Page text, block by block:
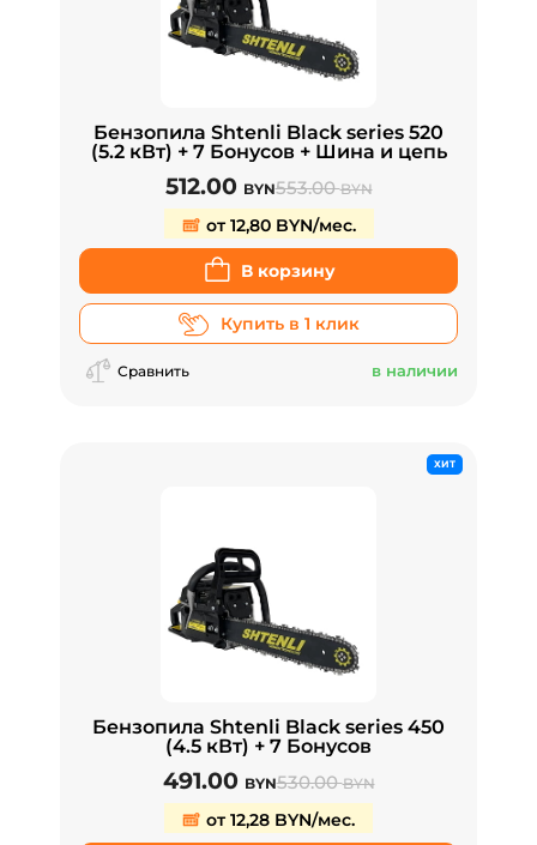
Бензопила Shtenli Black series 520
(5.2 кВт) + 7 Бонусов + Шина и цепь
512.00 BYN553.00BYN
от 12,80 BYN/мес.
В корзину
Купить в 1 клик
Сравнить в наличии
ХИТ
Бензопила Shtenli Black series 450
(4.5 кВт) + 7 Бонусов
491.00 BYN530.00BYN
от 12,28 BYN/мес.